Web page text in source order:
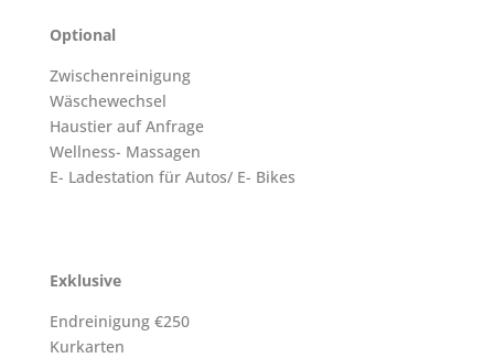
Optional
Zwischenreinigung
Wäschewechsel
Haustier auf Anfrage
Wellness- Massagen
E- Ladestation für Autos/ E- Bikes
Exklusive
Endreinigung €250
Kurkarten